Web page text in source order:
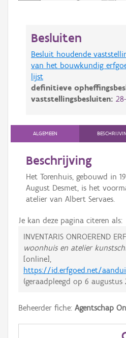
Besluiten
Besluit houdende
van het bouwkundig
lijst
definitieve
vaststellingsbesluiten:
ALGEMEEN
Beschrijving
Het Torenhuis, gebouwd in
August Desmet, is het
atelier van Albert Servaes.
Je kan deze pagina citeren als:
INVENTARIS ONROEREND
woonhuis en atelier
[online],
https://id.erfgoed.net/
(geraadpleegd op 6 augustus
Beheerder fiche: Agentschap